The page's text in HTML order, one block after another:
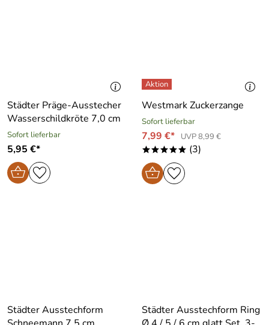
Städter Präge-Ausstecher
Wasserschildkröte 7,0 cm
Sofort lieferbar
5,95 €*
Westmark Zuckerzange
Sofort lieferbar
7,99 €* UVP 8,99 €
***** (3)
Städter Ausstechform
Städter Ausstechform Ring